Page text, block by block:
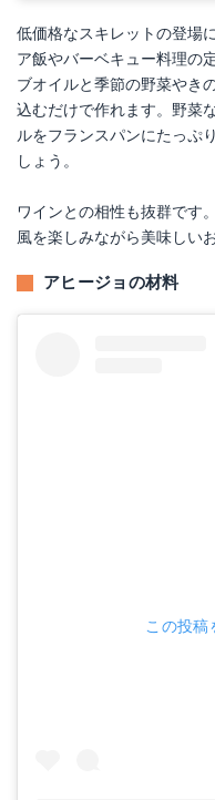
低価格なスキレットの登場
ア飯やバーベキュー料理の
ブオイルと季節の野菜やき
込むだけで作れます。野菜
ルをフランスパンにたっぷ
しょう。
ワインとの相性も抜群です
風を楽しみながら美味しい
アヒージョの材料
この投